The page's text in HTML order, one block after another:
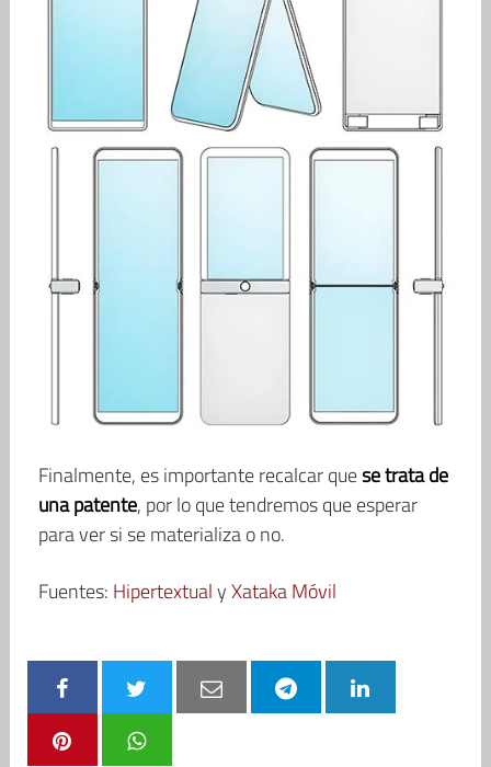
Finalmente, es importante recalcar quese trata de
una patente, por lo que tendremos que esperar
para ver si se materializa o no.
Fuentes: HipertextualyXataka Móvil